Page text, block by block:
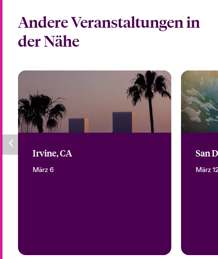
Andere Veranstaltungen in
der Nähe
Irvine, CA
März 6
San
März